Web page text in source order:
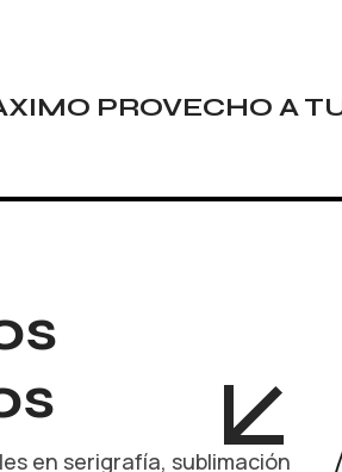
PROVECHO A
en serigrafía, sublimación